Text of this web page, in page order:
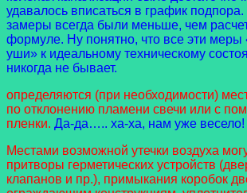
удавалось вписаться в график
замеры всегда были меньше, чем
формуле. Ну понятно, что все эти меры
уши» к идеальному техническому
никогда не бывает.
определяются (при необходимости)
по отклонению пламени свечи или с
пленки. Да-да….. ха-ха, нам уже весело!
Местами возможной утечки воздуха
притворы герметических устройств
клапанов и пр.), примыкания коробок